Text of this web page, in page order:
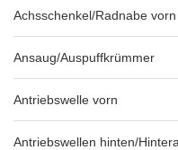
Achsschenkel/Radnabe vorn
Ansaug/Auspuffkrümmer
Antriebswelle vorn
Antriebswellen hinten/